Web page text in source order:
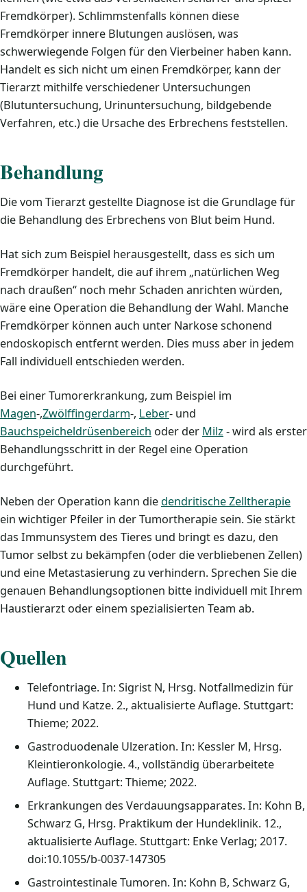
Fremdkörper). Schlimmstenfalls können diese
Fremdkörper innere Blutungen auslösen, was
schwerwiegende Folgen für den Vierbeiner haben kann.
Handelt es sich nicht um einen Fremdkörper, kann der
Tierarzt mithilfe verschiedener Untersuchungen
(Blutuntersuchung, Urinuntersuchung, bildgebende
Verfahren, etc.) die Ursache des Erbrechens feststellen.
Behandlung
Die vom Tierarzt gestellte Diagnose ist die Grundlage für
die Behandlung des Erbrechens von Blut beim Hund.
Hat sich zum Beispiel herausgestellt, dass es sich um
Fremdkörper handelt, die auf ihrem „natürlichen Weg
nach draußen“ noch mehr Schaden anrichten würden,
wäre eine Operation die Behandlung der Wahl. Manche
Fremdkörper können auch unter Narkose schonend
endoskopisch entfernt werden. Dies muss aber in jedem
Fall individuell entschieden werden.
Bei einer Tumorerkrankung, zum Beispiel im
Magen-,Zwölffingerdarm-, Leber- und
Bauchspeicheldrüsenbereich oder der Milz - wird als erster
Behandlungsschritt in der Regel eine Operation
durchgeführt.
Neben der Operation kann diedendritische Zelltherapie
ein wichtiger Pfeiler in der Tumortherapie sein. Sie stärkt
das Immunsystem des Tieres und bringt es dazu, den
Tumor selbst zu bekämpfen (oder die verbliebenen Zellen)
und eine Metastasierung zu verhindern. Sprechen Sie die
genauen Behandlungsoptionen bitte individuell mit Ihrem
Haustierarzt oder einem spezialisierten Team ab.
Quellen
Telefontriage. In: Sigrist N, Hrsg. Notfallmedizin für
Hund und Katze. 2., aktualisierte Auflage. Stuttgart:
Thieme; 2022.
Gastroduodenale Ulzeration. In: Kessler M, Hrsg.
Kleintieronkologie. 4., vollständig überarbeitete
Auflage. Stuttgart: Thieme; 2022.
Erkrankungen des Verdauungsapparates. In: Kohn B,
Schwarz G, Hrsg. Praktikum der Hundeklinik. 12.,
aktualisierte Auflage. Stuttgart: Enke Verlag; 2017.
doi:10.1055/b-0037-147305
Gastrointestinale Tumoren. In: Kohn B, Schwarz G,